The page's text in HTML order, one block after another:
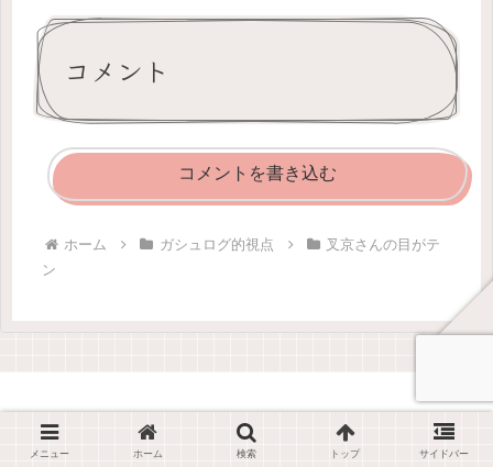
コメント
コメントを書き込む
ホーム ガシュログ的視点
叉京さんの目がテ
ン
メニュー ホーム 検索 トップ サイドバー